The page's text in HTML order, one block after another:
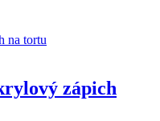
zápich